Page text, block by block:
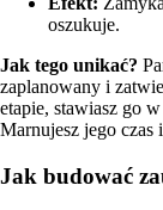
oszukuje.
Jak tego unikać?
zaplanowany i
etapie, stawiasz go
Marnujesz jego czas
Jak budować